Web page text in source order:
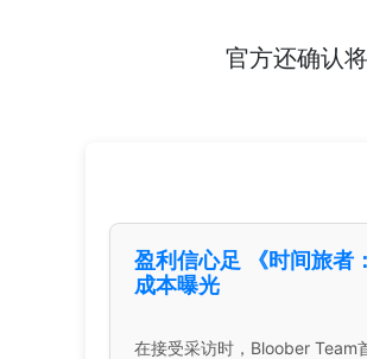
官方还确认
盈利信心足 《时间旅者
成本曝光
在接受采访时，Bloober Team